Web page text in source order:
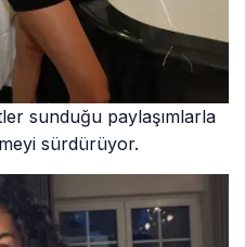
sunduğu paylaşımlarla
sürdürüyor.